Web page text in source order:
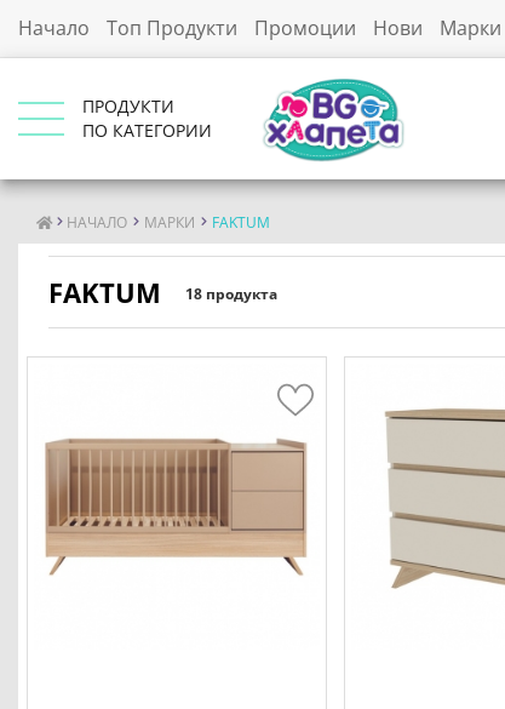
Начало Топ Продукти Промоции Нови Марки
ПРОДУКТИ
ПО КАТЕГОРИИ
НАЧАЛО МАРКИ FAKTUM
FAKTUM 18 продукта